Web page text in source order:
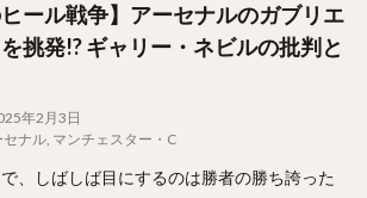
ヒール戦争】アーセナルのガブリエ
挑発!? ギャリー・ネビルの批判と
年2月3日
セナル, マンチェスター・C
、しばしば目にするのは勝者の勝ち誇った